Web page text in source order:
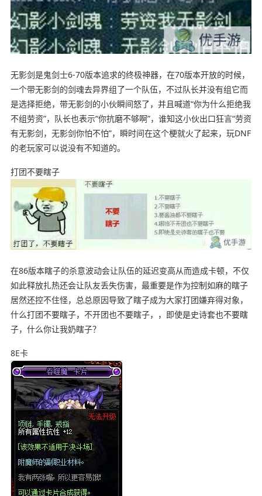
无影剑是鬼剑士6-70版本追求的终极神器，在70版本开放的时候，
一个带无影剑的剑魂去异界组了一个队伍，不过队长并没有组它而
是选择拒绝，带无影剑的小伙瞬间怒了，并且喊道“你为什么拒绝我
不组劳资”，队长也表示“你抗磨不够啊”，谁知这小伙出口狂言“劳资
有无影剑，无影剑你怕不怕”，瞬时间在这个梗就火了起来，玩DNF
的老玩家可以说没有不知道的。
打团不要瞎子
在86版本瞎子的杀意波动会让队伍的延迟变高从而造成卡顿，不仅
如此释放扎热还会让队友丢失伤害，最重要是作为控制如麻的瞎子
居然还控不住怪，总总原因导致了瞎子成为大家打团嫌弃得对象，
什么打团不要瞎子，不开团也不要瞎子，，即使是史诗套也不要瞎
子，什么你让我奶瞎子？
8E卡